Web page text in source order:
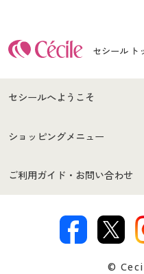
セシール ト
セシールへようこそ
はじめての方へ
セシールご利用規約
著作権・商標について
ショッピングメニュー
商品カテゴリ
ご利用ガイド・お問い合わせ
交換・返品は
©